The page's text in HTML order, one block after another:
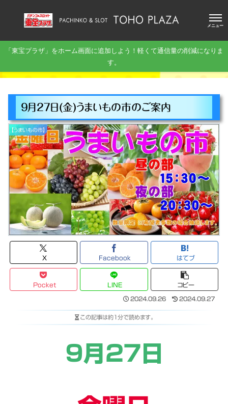
メニュー
「東宝プラザ」をホーム画面に追加しよう！軽くて通信量の削減になりま
す。
９月２７日(金)うまいもの市のご案内
【うまいもの市】
X Facebook はてブ
Pocket LINE コピー
2024.09.26 2024.09.27
この記事は約1分で読めます。
９月２７日